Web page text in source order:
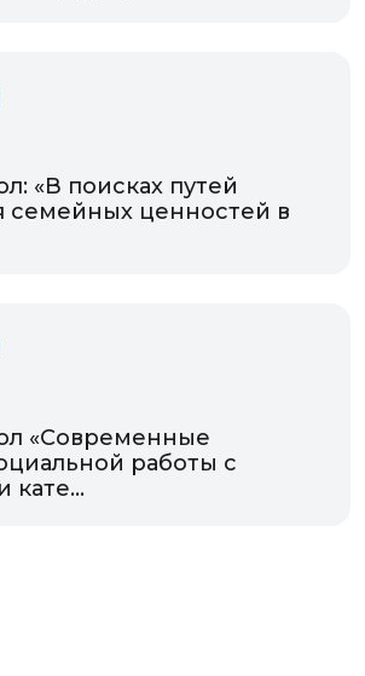
«В поисках путей
семейных ценностей в
«Современные
работы с
кате...